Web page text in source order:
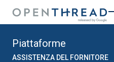
Piattaforme
ASSISTENZA DEL FORNITORE